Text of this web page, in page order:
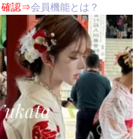
確認⇒会員機能とは？